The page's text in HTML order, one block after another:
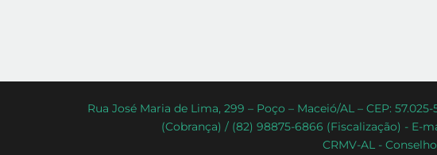
Rua José Maria de Lima, 299 – Poço – Maceió/AL – CEP:
(Cobrança) / (82) 98875-6866 (Fiscalização) - E-
CRMV-AL -